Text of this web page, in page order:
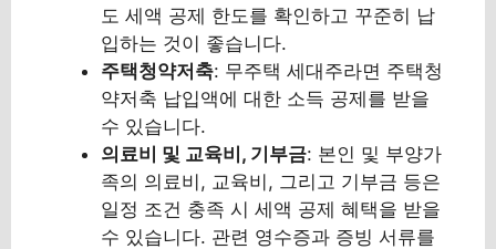
도 세액 공제 한도를 확인하고 꾸준히 납
입하는 것이 좋습니다.
주택청약저축: 무주택 세대주라면 주택청
약저축 납입액에 대한 소득 공제를 받을
수 있습니다.
의료비 및 교육비, 기부금: 본인 및 부양가
족의 의료비, 교육비, 그리고 기부금 등은
일정 조건 충족 시 세액 공제 혜택을 받을
수 있습니다. 관련 영수증과 증빙 서류를